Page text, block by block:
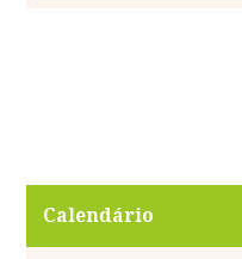
Calendário